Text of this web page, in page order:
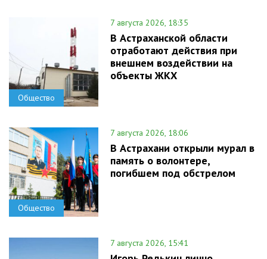
Общество
7 августа 2026, 18:35
В Астраханской области
отработают действия при
внешнем воздействии на
объекты ЖКХ
Общество
7 августа 2026, 18:06
В Астрахани открыли мурал в
память о волонтере,
погибшем под обстрелом
7 августа 2026, 15:41